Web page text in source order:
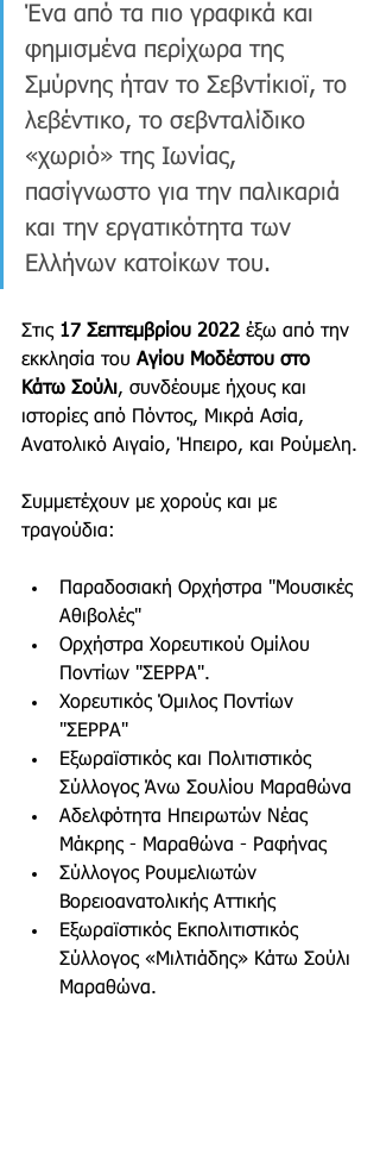
Ένα από τα πιο γραφικά και
φημισμένα περίχωρα της
Σμύρνης ήταν το Σεβντίκιοϊ, το
λεβέντικο, το σεβνταλίδικο
«χωριό» της Ιωνίας,
πασίγνωστο για την παλικαριά
και την εργατικότητα των
Ελλήνων κατοίκων του.
Στις 17 Σεπτεμβρίου 2022 έξω από την
εκκλησία του Αγίου Μοδέστου στο
Κάτω Σούλι, συνδέουμε ήχους και
ιστορίες από Πόντος, Μικρά Ασία,
Ανατολικό Αιγαίο, Ήπειρο, και Ρούμελη.
Συμμετέχουν με χορούς και με
τραγούδια:
Παραδοσιακή Ορχήστρα "Μουσικές
Αθιβολές"
Ορχήστρα Χορευτικού Ομίλου
Ποντίων "ΣΕΡΡΑ".
Χορευτικός Όμιλος Ποντίων
"ΣΕΡΡΑ"
Εξωραϊστικός και Πολιτιστικός
Σύλλογος Άνω Σουλίου Μαραθώνα
Αδελφότητα Ηπειρωτών Νέας
Μάκρης - Μαραθώνα - Ραφήνας
Σύλλογος Ρουμελιωτών
Βορειοανατολικής Αττικής
Εξωραϊστικός Εκπολιτιστικός
Σύλλογος «Μιλτιάδης» Κάτω Σούλι
Μαραθώνα.